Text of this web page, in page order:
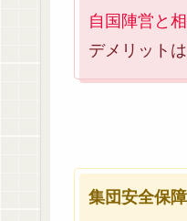
自国陣営と
デメリット
集団安全保